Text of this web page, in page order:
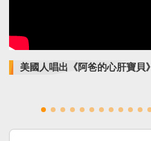
美國人唱出《阿爸的心肝寶貝》